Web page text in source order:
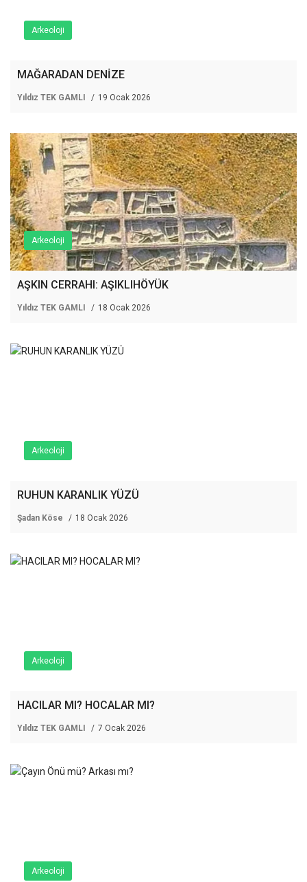
Arkeoloji
MAĞARADAN DENİZE
Yıldız TEK GAMLI 19 Ocak 2026
Arkeoloji
AŞKIN CERRAHI: AŞIKLIHÖYÜK
Yıldız TEK GAMLI 18 Ocak 2026
Arkeoloji
RUHUN KARANLIK YÜZÜ
Şadan Köse 18 Ocak 2026
Arkeoloji
HACILAR MI? HOCALAR MI?
Yıldız TEK GAMLI 7 Ocak 2026
Arkeoloji